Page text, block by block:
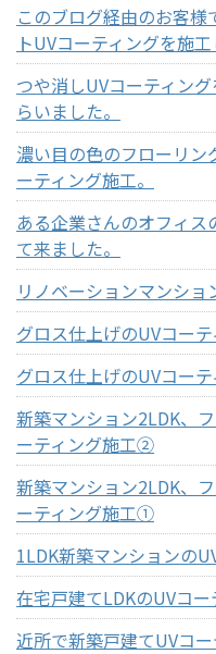
このブログ経由のお客
トUVコーティングを施
つや消しUVコーティン
らいました。
濃い目の色のフローリン
ーティング施工。
ある企業さんのオフィス
て来ました。
リノベーションマンショ
グロス仕上げのUVコー
グロス仕上げのUVコー
新築マンション2LDK、
ーティング施工②
新築マンション2LDK、
ーティング施工①
1LDK新築マンションの
在宅戸建てLDKのUVコー
近所で新築戸建てUVコー